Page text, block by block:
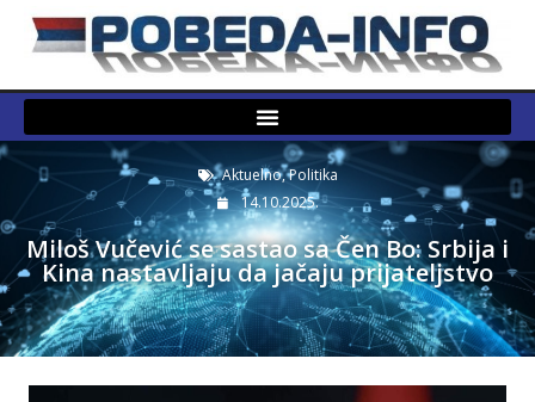
Aktuelno,Politika
14.10.2025.
Miloš Vučević se sastao sa Čen Bo: Srbija i
Kina nastavljaju da jačaju prijateljstvo